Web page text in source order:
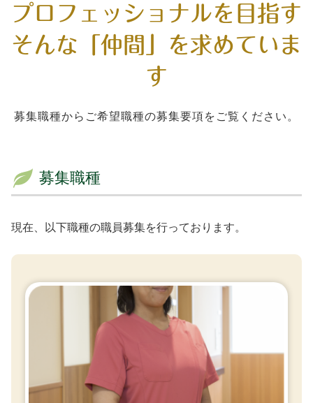
プロフェッショナルを目指す
そんな「仲間」を求めていま
す
募集職種からご希望職種の募集要項をご覧ください。
募集職種
現在、以下職種の職員募集を行っております。